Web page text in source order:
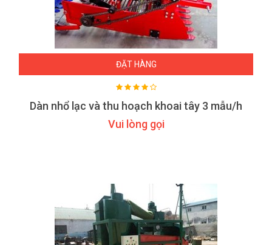
ĐẶT HÀNG
Dàn nhổ lạc và thu hoạch khoai tây 3 mẫu/h
Vui lòng gọi